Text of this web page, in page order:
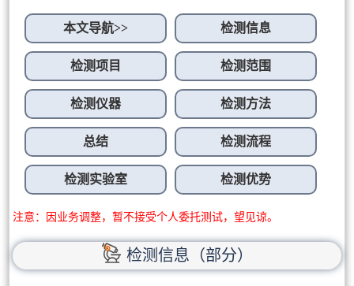
本文导航>> 检测信息
检测项目 检测范围
检测仪器 检测方法
总结 检测流程
检测实验室 检测优势
注意：因业务调整，暂不接受个人委托测试，望见谅。
检测信息（部分）